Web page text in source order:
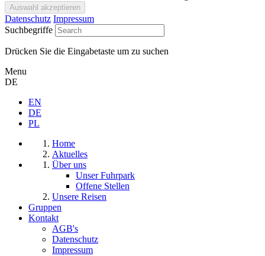
Datenschutz Impressum
Suchbegriffe
Drücken Sie die Eingabetaste um zu suchen
Menu
DE
EN
DE
PL
Home
Aktuelles
Über uns
Unser Fuhrpark
Offene Stellen
Unsere Reisen
Gruppen
Kontakt
AGB's
Datenschutz
Impressum